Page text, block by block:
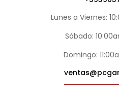
Lunes a Viernes:
Sábado:
Domingo: